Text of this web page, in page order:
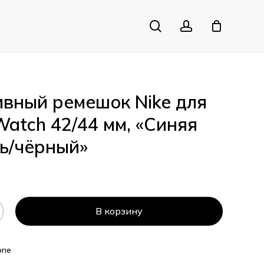
searchaccount
ремешок Nike для
42/44 мм, «Синяя
чёрный»
В корзину